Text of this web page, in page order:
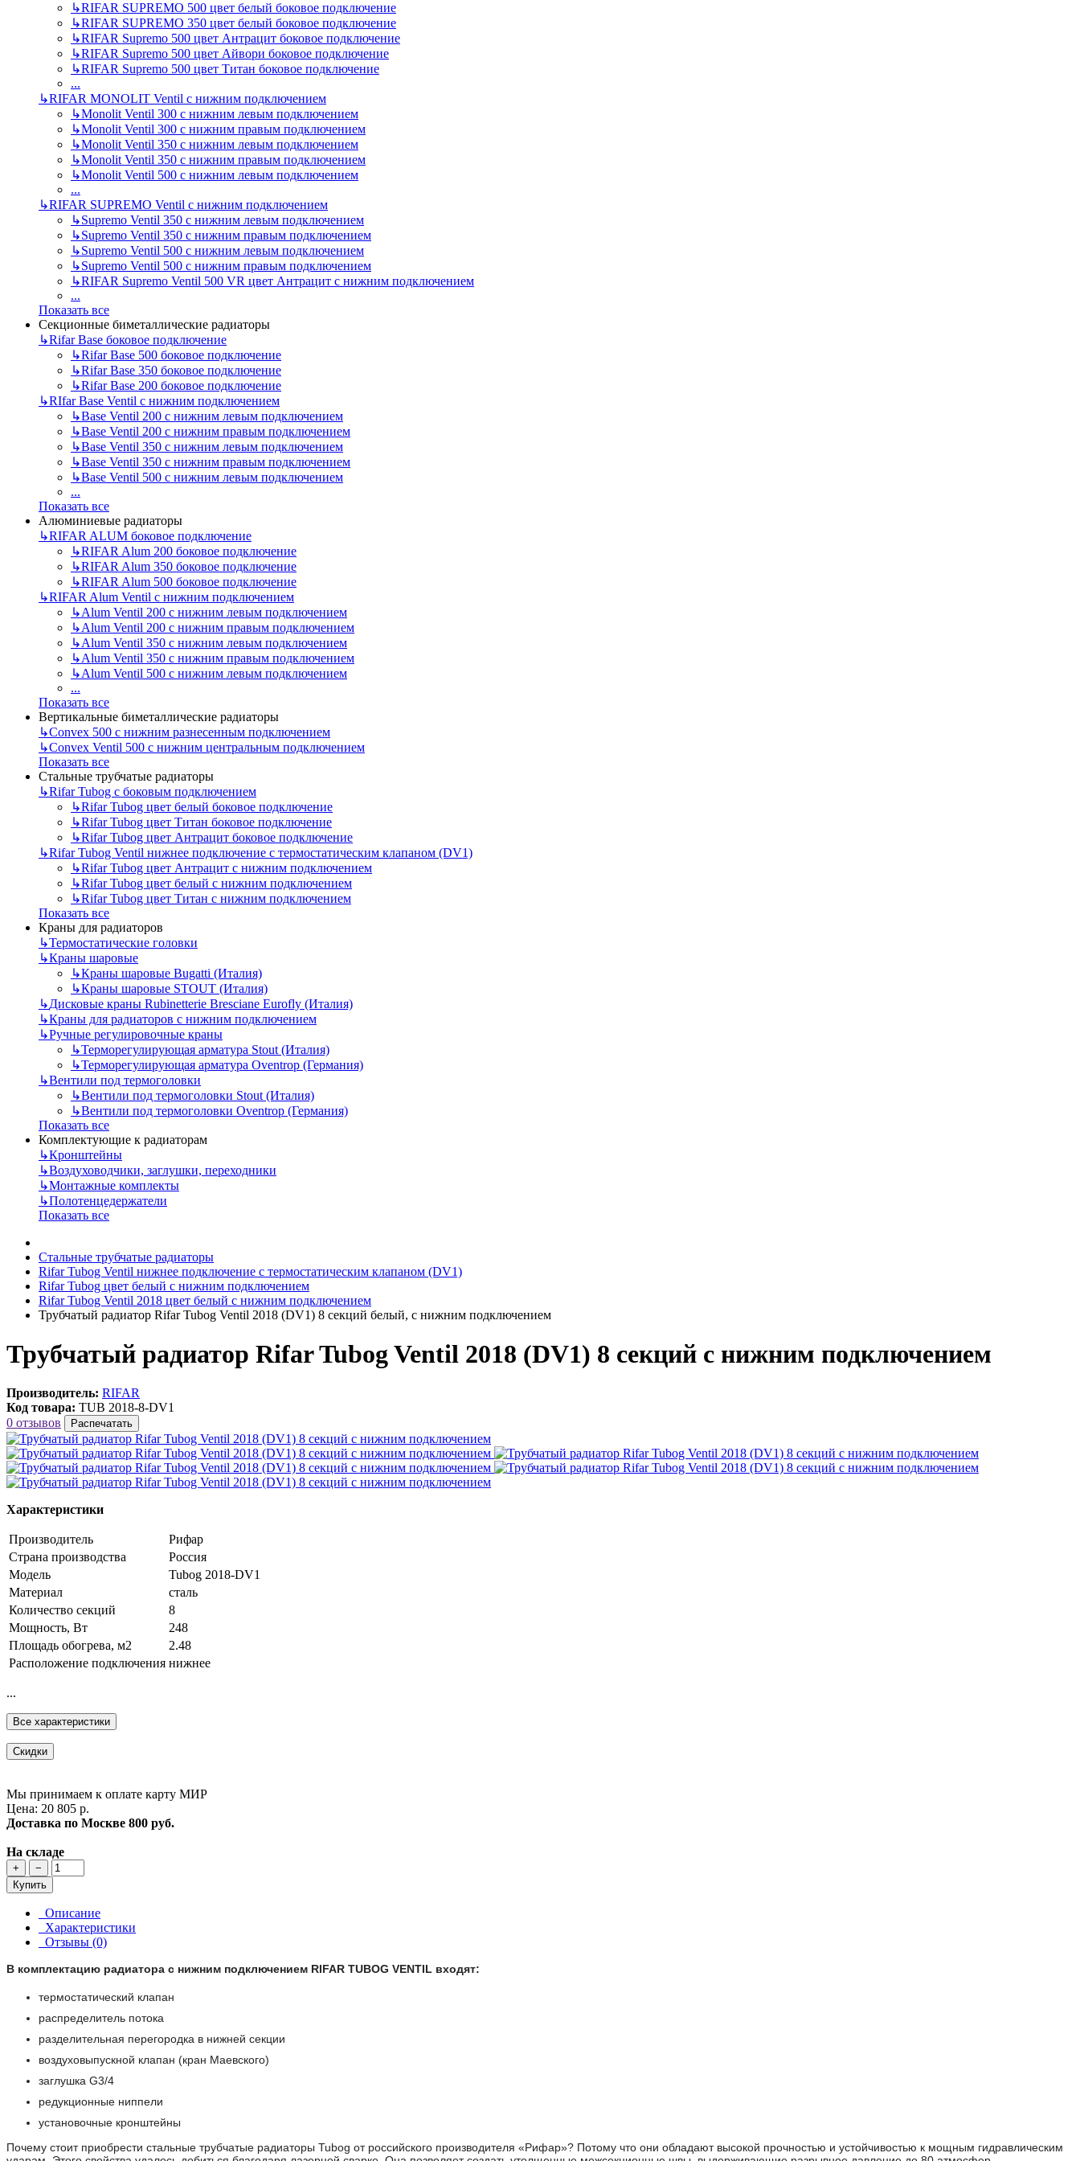
↳RIFAR SUPREMO 500 цвет белый боковое подключение
↳RIFAR SUPREMO 350 цвет белый боковое подключение
↳RIFAR Supremo 500 цвет Антрацит боковое подключение
↳RIFAR Supremo 500 цвет Айвори боковое подключение
↳RIFAR Supremo 500 цвет Титан боковое подключение
...
↳RIFAR MONOLIT Ventil с нижним подключением
↳Monolit Ventil 300 с нижним левым подключением
↳Monolit Ventil 300 с нижним правым подключением
↳Monolit Ventil 350 с нижним левым подключением
↳Monolit Ventil 350 с нижним правым подключением
↳Monolit Ventil 500 с нижним левым подключением
...
↳RIFAR SUPREMO Ventil с нижним подключением
↳Supremo Ventil 350 с нижним левым подключением
↳Supremo Ventil 350 с нижним правым подключением
↳Supremo Ventil 500 с нижним левым подключением
↳Supremo Ventil 500 с нижним правым подключением
↳RIFAR Supremo Ventil 500 VR цвет Антрацит с нижним подключением
...
Показать все
Секционные биметаллические радиаторы
↳Rifar Base боковое подключение
↳Rifar Base 500 боковое подключение
↳Rifar Base 350 боковое подключение
↳Rifar Base 200 боковое подключение
↳RIfar Base Ventil с нижним подключением
↳Base Ventil 200 с нижним левым подключением
↳Base Ventil 200 с нижним правым подключением
↳Base Ventil 350 с нижним левым подключением
↳Base Ventil 350 с нижним правым подключением
↳Base Ventil 500 с нижним левым подключением
...
Показать все
Алюминиевые радиаторы
↳RIFAR ALUM боковое подключение
↳RIFAR Alum 200 боковое подключение
↳RIFAR Alum 350 боковое подключение
↳RIFAR Alum 500 боковое подключение
↳RIFAR Alum Ventil с нижним подключением
↳Alum Ventil 200 с нижним левым подключением
↳Alum Ventil 200 с нижним правым подключением
↳Alum Ventil 350 с нижним левым подключением
↳Alum Ventil 350 с нижним правым подключением
↳Alum Ventil 500 с нижним левым подключением
...
Показать все
Вертикальные биметаллические радиаторы
↳Convex 500 с нижним разнесенным подключением
↳Convex Ventil 500 с нижним центральным подключением
Показать все
Стальные трубчатые радиаторы
↳Rifar Tubog с боковым подключением
↳Rifar Tubog цвет белый боковое подключение
↳Rifar Tubog цвет Титан боковое подключение
↳Rifar Tubog цвет Антрацит боковое подключение
↳Rifar Tubog Ventil нижнее подключение с термостатическим клапаном (DV1)
↳Rifar Tubog цвет Антрацит с нижним подключением
↳Rifar Tubog цвет белый с нижним подключением
↳Rifar Tubog цвет Титан с нижним подключением
Показать все
Краны для радиаторов
↳Термостатические головки
↳Краны шаровые
↳Краны шаровые Bugatti (Италия)
↳Краны шаровые STOUT (Италия)
↳Дисковые краны Rubinetterie Bresciane Eurofly (Италия)
↳Краны для радиаторов с нижним подключением
↳Ручные регулировочные краны
↳Терморегулирующая арматура Stout (Италия)
↳Терморегулирующая арматура Oventrop (Германия)
↳Вентили под термоголовки
↳Вентили под термоголовки Stout (Италия)
↳Вентили под термоголовки Oventrop (Германия)
Показать все
Комплектующие к радиаторам
↳Кронштейны
↳Воздуховодчики, заглушки, переходники
↳Монтажные комплекты
↳Полотенцедержатели
Показать все
Стальные трубчатые радиаторы
Rifar Tubog Ventil нижнее подключение с термостатическим клапаном (DV1)
Rifar Tubog цвет белый с нижним подключением
Rifar Tubog Ventil 2018 цвет белый с нижним подключением
Трубчатый радиатор Rifar Tubog Ventil 2018 (DV1) 8 секций белый, с нижним подключением
Трубчатый радиатор Rifar Tubog Ventil 2018 (DV1) 8 секций с нижним подключением
Производитель: RIFAR
Код товара: TUB 2018-8-DV1
0 отзывов
Распечатать
Характеристики
Производитель
Рифар
Страна производства
Россия
Модель
Tubog 2018-DV1
Материал
сталь
Количество секций
8
Мощность, Вт
248
Площадь обогрева, м2
2.48
Расположение подключения нижнее
...
Все характеристики
Скидки
Мы принимаем к оплате карту МИР
Цена: 20 805 р.
Доставка по Москве 800 руб.
На складе
+
−
Купить
Описание
Характеристики
Отзывы (0)
В комплектацию радиатора с нижним подключением RIFAR TUBOG VENTIL входят:
термостатический клапан
распределитель потока
разделительная перегородка в нижней секции
воздуховыпускной клапан (кран Маевского)
заглушка G3/4
редукционные ниппели
установочные кронштейны
Почему стоит приобрести стальные трубчатые радиаторы Tubog от российского производителя «Рифар»? Потому что они обладают высокой прочностью и устойчивостью к мощным гидравлическим